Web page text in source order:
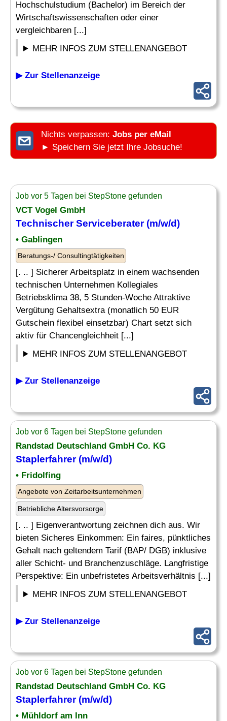
Hochschulstudium (Bachelor) im Bereich der
Wirtschaftswissenschaften oder einer
vergleichbaren [...]
MEHR INFOS ZUM STELLENANGEBOT
▶ Zur Stellenanzeige
Nichts verpassen: Jobs per eMail
► Speichern Sie jetzt Ihre Jobsuche!
Job vor 5 Tagen bei StepStone gefunden
VCT Vogel GmbH
Technischer Serviceberater (m/w/d)
• Gablingen
Beratungs-/ Consultingtätigkeiten
[. .. ] Sicherer Arbeitsplatz in einem wachsenden
technischen Unternehmen Kollegiales
Betriebsklima 38, 5 Stunden-Woche Attraktive
Vergütung Gehaltsextra (monatlich 50 EUR
Gutschein flexibel einsetzbar) Chart setzt sich
aktiv für Chancengleichheit [...]
MEHR INFOS ZUM STELLENANGEBOT
▶ Zur Stellenanzeige
Job vor 6 Tagen bei StepStone gefunden
Randstad Deutschland GmbH Co. KG
Staplerfahrer (m/w/d)
• Fridolfing
Angebote von Zeitarbeitsunternehmen
Betriebliche Altersvorsorge
[. .. ] Eigenverantwortung zeichnen dich aus. Wir
bieten Sicheres Einkommen: Ein faires, pünktliches
Gehalt nach geltendem Tarif (BAP/ DGB) inklusive
aller Schicht- und Branchenzuschläge. Langfristige
Perspektive: Ein unbefristetes Arbeitsverhältnis [...]
MEHR INFOS ZUM STELLENANGEBOT
▶ Zur Stellenanzeige
Job vor 6 Tagen bei StepStone gefunden
Randstad Deutschland GmbH Co. KG
Staplerfahrer (m/w/d)
• Mühldorf am Inn